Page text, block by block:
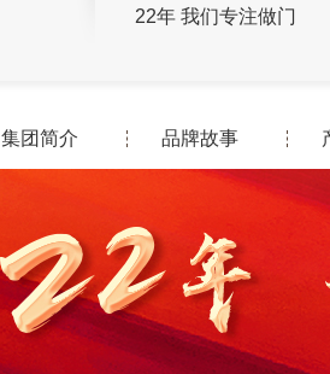
22年 我们专注做门
集团简介 品牌故事